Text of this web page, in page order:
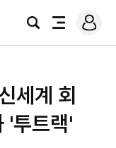
검
전
로
그
세계 회
'투트랙'